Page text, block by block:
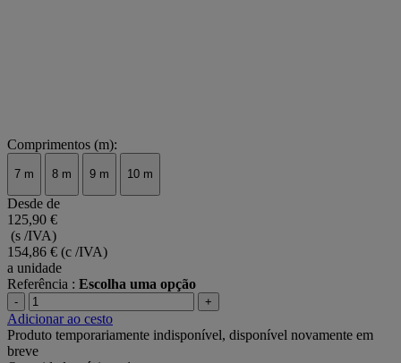
Comprimentos (m):
7 m 8 m 9 m 10 m
Desde de
125,90 €
(s /IVA)
154,86 € (c /IVA)
a unidade
Referência : Escolha uma opção
- +
Adicionar ao cesto
Produto temporariamente indisponível, disponível novamente em
breve